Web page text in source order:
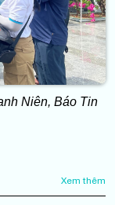
Niên, Báo Tin
Xem thêm